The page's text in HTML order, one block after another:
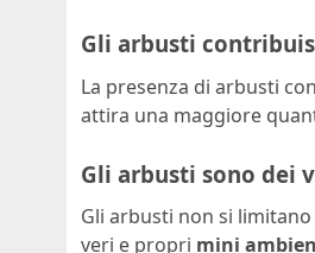
Gli arbusti
La presenza di arbusti
attira una maggiore
Gli arbusti sono dei
Gli arbusti non si
veri e propri mini